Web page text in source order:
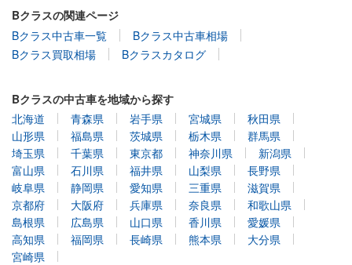
Bクラスの関連ページ
Bクラス中古車一覧
Bクラス中古車相場
Bクラス買取相場
Bクラスカタログ
Bクラスの中古車を地域から探す
北海道
青森県 岩手県 宮城県
秋田県
山形県
福島県 茨城県 栃木県
群馬県
埼玉県
千葉県 東京都 神奈川県
新潟県
富山県
石川県 福井県 山梨県
長野県
岐阜県
静岡県 愛知県 三重県
滋賀県
京都府
大阪府 兵庫県 奈良県
和歌山県
島根県
広島県 山口県 香川県
愛媛県
高知県
福岡県 長崎県 熊本県
大分県
宮崎県